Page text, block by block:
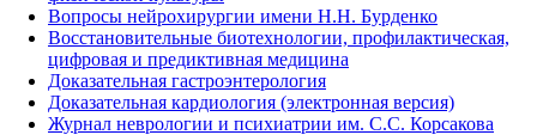
Вопросы нейрохирургии имени Н.Н. Бурденко
Восстановительные биотехнологии, профилактическая,
цифровая и предиктивная медицина
Доказательная гастроэнтерология
Доказательная кардиология (электронная версия)
Журнал неврологии и психиатрии им. С.С. Корсакова